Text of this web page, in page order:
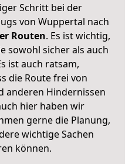
Schritt bei der
von Wuppertal nach
Routen. Es ist wichtig,
sowohl sicher als auch
ist auch ratsam,
die Route frei von
anderen Hindernissen
hier haben wir
gerne die Planung,
wichtige Sachen
können.